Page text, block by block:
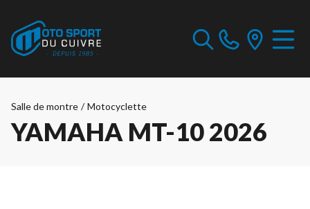
Salle de montre / Motocyclette
YAMAHA MT-10 2026